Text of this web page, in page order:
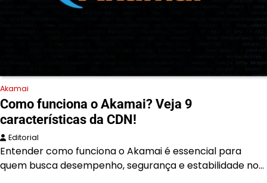
Akamai
Como funciona o Akamai? Veja 9
características da CDN!
Editorial
Entender como funciona o Akamai é essencial para
quem busca desempenho, segurança e estabilidade no…